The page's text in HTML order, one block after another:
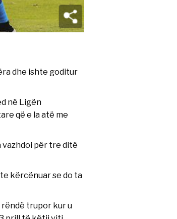
dhe ishte goditur
në Ligën
që e la atë me
vazhdoi për tre ditë
kërcënuar se do ta
trupor kur u